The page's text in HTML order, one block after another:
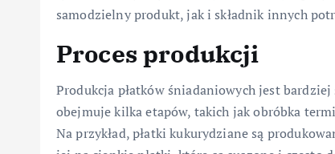
samodzielny produkt, jak i składnik innych
Proces produkcji
Produkcja płatków śniadaniowych jest
obejmuje kilka etapów, takich jak obróbka
Na przykład, płatki kukurydziane są